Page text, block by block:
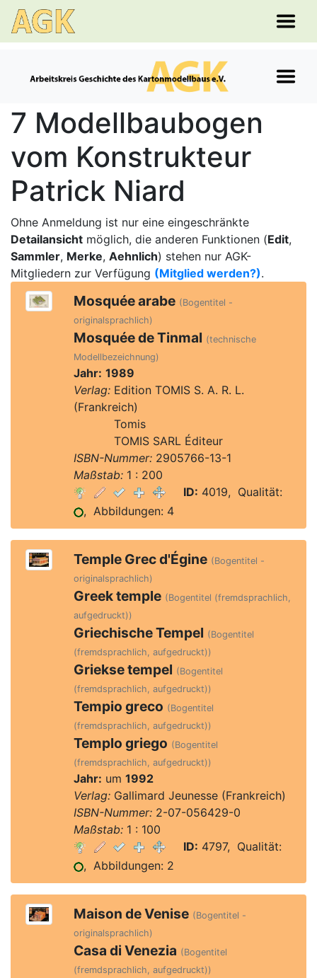
7 Modellbaubogen
vom Konstrukteur
Patrick Niard
Ohne Anmeldung ist nur eine eingeschränkte
Detailansicht möglich, die anderen Funktionen (Edit,
Sammler, Merke, Aehnlich) stehen nur AGK-
Mitgliedern zur Verfügung (Mitglied werden?).
Mosquée arabe (Bogentitel -
originalsprachlich)
Mosquée de Tinmal (technische
Modellbezeichnung)
Jahr: 1989
Verlag:Edition TOMIS S. A. R. L.
(Frankreich)
Tomis
TOMIS SARL Éditeur
ISBN-Nummer:2905766-13-1
Maßstab:1 : 200
ID: 4019, Qualität:
, Abbildungen: 4
Temple Grec d'Égine (Bogentitel -
originalsprachlich)
Greek temple (Bogentitel (fremdsprachlich,
aufgedruckt))
Griechische Tempel (Bogentitel
(fremdsprachlich, aufgedruckt))
Griekse tempel (Bogentitel
(fremdsprachlich, aufgedruckt))
Tempio greco (Bogentitel
(fremdsprachlich, aufgedruckt))
Templo griego (Bogentitel
(fremdsprachlich, aufgedruckt))
Jahr: um 1992
Verlag:Gallimard Jeunesse (Frankreich)
ISBN-Nummer:2-07-056429-0
Maßstab:1 : 100
ID: 4797, Qualität:
, Abbildungen: 2
Maison de Venise (Bogentitel -
originalsprachlich)
Casa di Venezia (Bogentitel
(fremdsprachlich, aufgedruckt))